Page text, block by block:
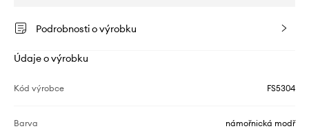
Podrobnosti o výrobku
Údaje o výrobku
Kód výrobce FS5304
Barva námořnická modř